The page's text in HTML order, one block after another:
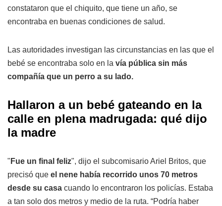
constataron que el chiquito, que tiene un año, se
encontraba en buenas condiciones de salud.
Las autoridades investigan las circunstancias en las que el
bebé se encontraba solo en la vía pública sin más
compañía que un perro a su lado.
Hallaron a un bebé gateando en la
calle en plena madrugada: qué dijo
la madre
" Fue un final feliz", dijo el subcomisario Ariel Britos, que
precisó que el nene había recorrido unos 70 metros
desde su casa cuando lo encontraron los policías. Estaba
a tan solo dos metros y medio de la ruta. “Podría haber